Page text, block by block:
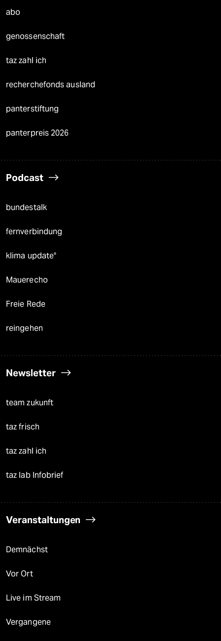
abo
genossenschaft
taz zahl ich
recherchefonds ausland
panterstiftung
panterpreis 2026
Podcast
bundestalk
fernverbindung
klima update°
Mauerecho
Freie Rede
reingehen
Newsletter
team zukunft
taz frisch
taz zahl ich
taz lab Infobrief
Veranstaltungen
Demnächst
Vor Ort
Live im Stream
Vergangene